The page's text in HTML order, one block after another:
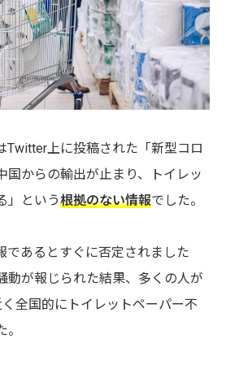
Twitter上に投稿された「新型コロ
国からの輸出が止まり、トイレッ
」という根拠のない情報でした。
であるとすぐに否定されました
動が報じられた結果、多くの人が
全国的にトイレットペーパー不